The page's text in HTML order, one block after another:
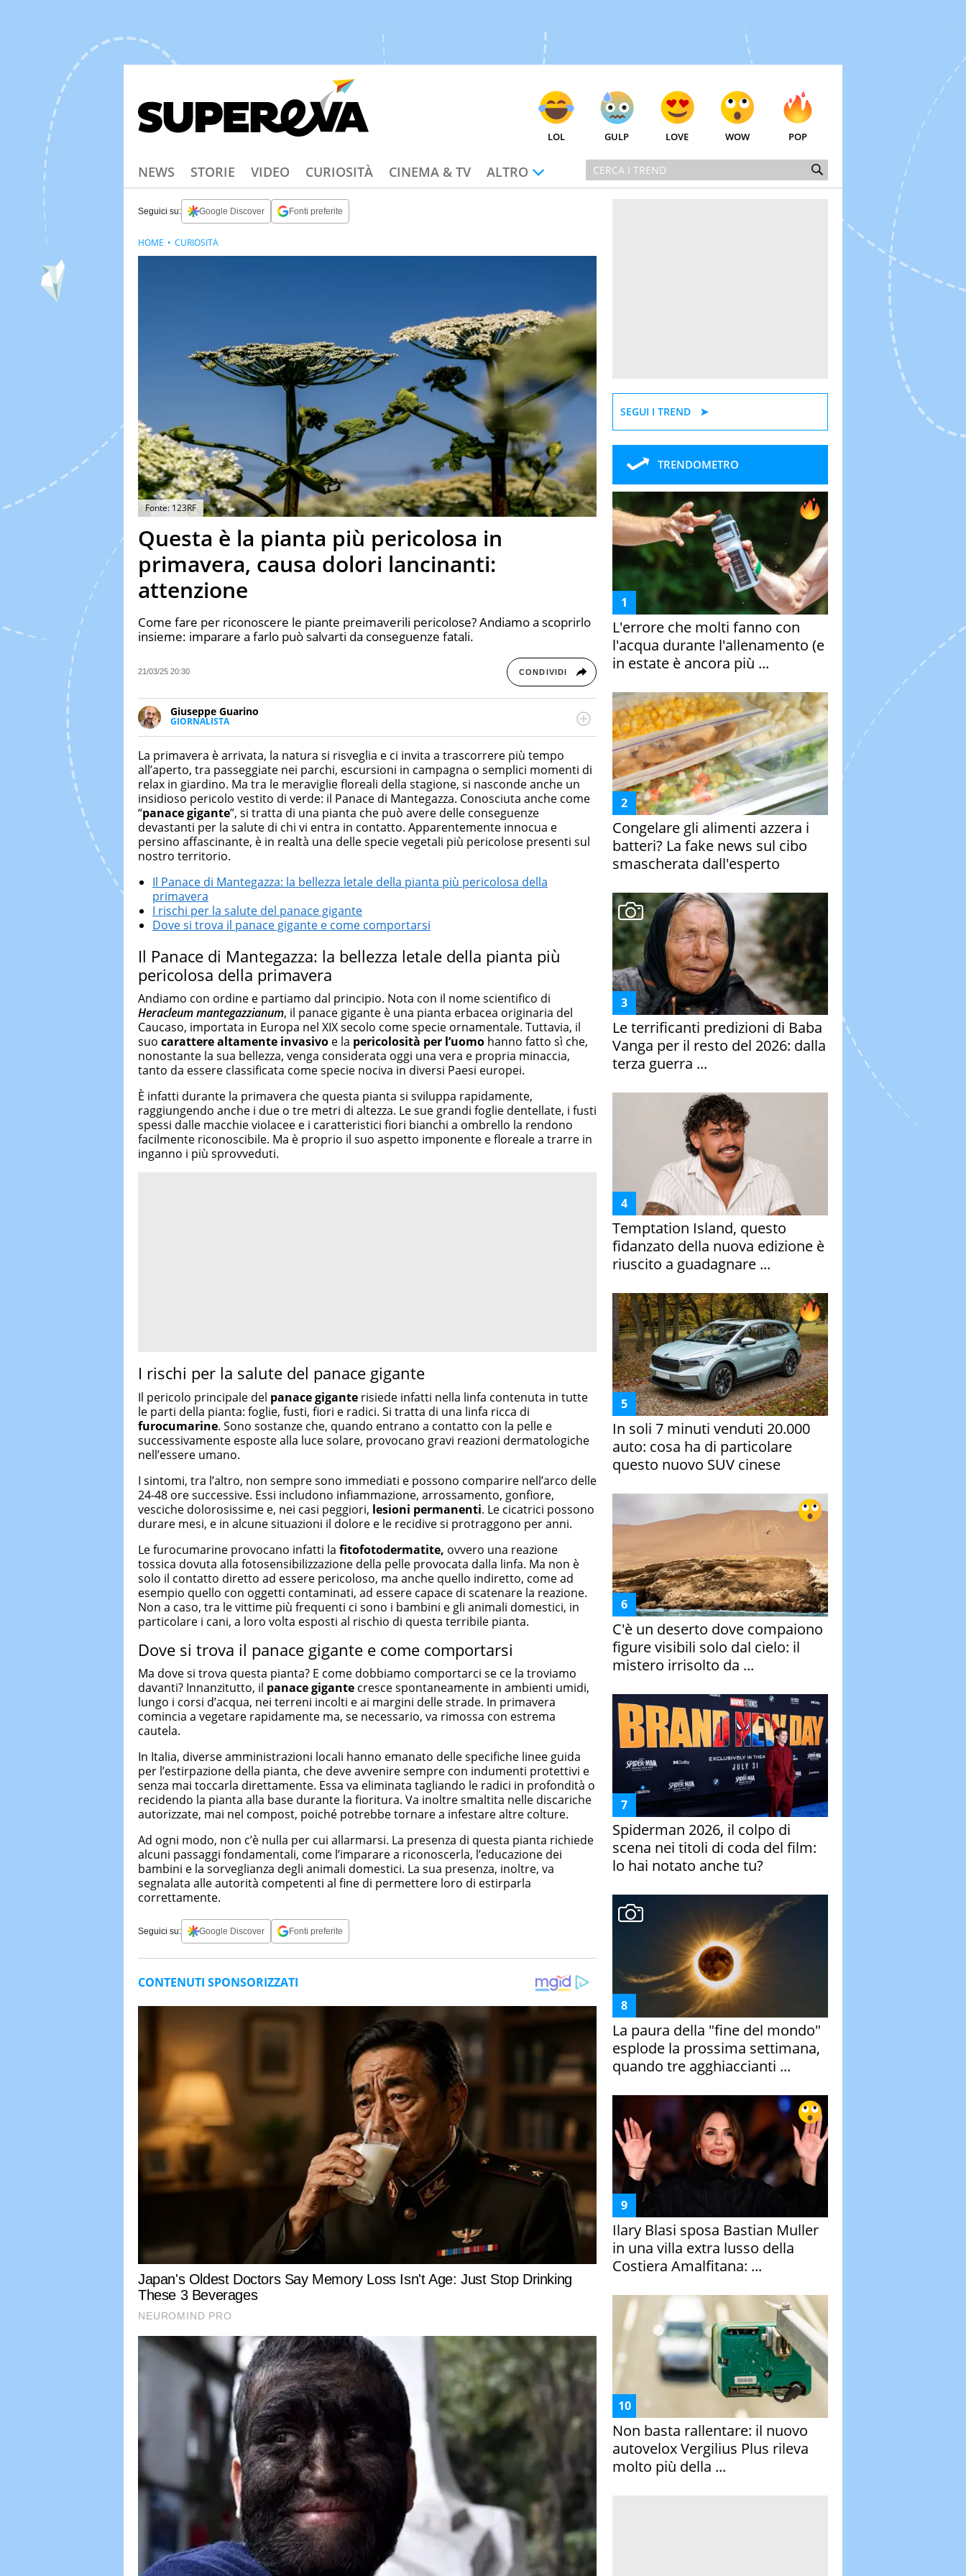
LOL GULP LOVE WOW POP
NEWS STORIE VIDEO CURIOSITÀ CINEMA & TV ALTRO
Seguici su: Google Discover Fonti preferite
Fonte: 123RF
Questa è la pianta più pericolosa in
primavera, causa dolori lancinanti:
attenzione
Come fare per riconoscere le piante preimaverili pericolose? Andiamo a scoprirlo
insieme: imparare a farlo può salvarti da conseguenze fatali.
21/03/25 20:30 CONDIVIDI
Giuseppe Guarino
GIORNALISTA
Ph(D) in Diritto Comparato e processi di integrazione e attivo nel campo della ricerca, in
numerose testate ed è presidente dell'Associazione Culturale "La Biblioteca del Sannio".
HOME CURIOSITÀ
La primavera è arrivata, la natura si risveglia e ci invita a trascorrere più tempo
all’aperto, tra passeggiate nei parchi, escursioni in campagna o semplici momenti di
relax in giardino. Ma tra le meraviglie floreali della stagione, si nasconde anche un
insidioso pericolo vestito di verde: il Panace di Mantegazza. Conosciuta anche come
“panace gigante”, si tratta di una pianta che può avere delle conseguenze
devastanti per la salute di chi vi entra in contatto. Apparentemente innocua e
persino affascinante, è in realtà una delle specie vegetali più pericolose presenti sul
nostro territorio.
Il Panace di Mantegazza: la bellezza letale della pianta più pericolosa della
primavera
I rischi per la salute del panace gigante
Dove si trova il panace gigante e come comportarsi
Il Panace di Mantegazza: la bellezza letale della pianta più
pericolosa della primavera
Andiamo con ordine e partiamo dal principio. Nota con il nome scientifico di
Heracleum mantegazzianum, il panace gigante è una pianta erbacea originaria del
Caucaso, importata in Europa nel XIX secolo come specie ornamentale. Tuttavia, il
suo carattere altamente invasivo e la pericolosità per l’uomo hanno fatto sì che,
nonostante la sua bellezza, venga considerata oggi una vera e propria minaccia,
tanto da essere classificata come specie nociva in diversi Paesi europei.
È infatti durante la primavera che questa pianta si sviluppa rapidamente,
raggiungendo anche i due o tre metri di altezza. Le sue grandi foglie dentellate, i fusti
spessi dalle macchie violacee e i caratteristici fiori bianchi a ombrello la rendono
facilmente riconoscibile. Ma è proprio il suo aspetto imponente e floreale a trarre in
inganno i più sprovveduti.
I rischi per la salute del panace gigante
Il pericolo principale del panace gigante risiede infatti nella linfa contenuta in tutte
le parti della pianta: foglie, fusti, fiori e radici. Si tratta di una linfa ricca di
furocumarine. Sono sostanze che, quando entrano a contatto con la pelle e
successivamente esposte alla luce solare, provocano gravi reazioni dermatologiche
nell’essere umano.
I sintomi, tra l’altro, non sempre sono immediati e possono comparire nell’arco delle
24-48 ore successive. Essi includono infiammazione, arrossamento, gonfiore,
vesciche dolorosissime e, nei casi peggiori, lesioni permanenti. Le cicatrici possono
durare mesi, e in alcune situazioni il dolore e le recidive si protraggono per anni.
Le furocumarine provocano infatti la fitofotodermatite, ovvero una reazione
tossica dovuta alla fotosensibilizzazione della pelle provocata dalla linfa. Ma non è
solo il contatto diretto ad essere pericoloso, ma anche quello indiretto, come ad
esempio quello con oggetti contaminati, ad essere capace di scatenare la reazione.
Non a caso, tra le vittime più frequenti ci sono i bambini e gli animali domestici, in
particolare i cani, a loro volta esposti al rischio di questa terribile pianta.
Dove si trova il panace gigante e come comportarsi
Ma dove si trova questa pianta? E come dobbiamo comportarci se ce la troviamo
davanti? Innanzitutto, il panace gigante cresce spontaneamente in ambienti umidi,
lungo i corsi d’acqua, nei terreni incolti e ai margini delle strade. In primavera
comincia a vegetare rapidamente ma, se necessario, va rimossa con estrema
cautela.
In Italia, diverse amministrazioni locali hanno emanato delle specifiche linee guida
per l’estirpazione della pianta, che deve avvenire sempre con indumenti protettivi e
senza mai toccarla direttamente. Essa va eliminata tagliando le radici in profondità o
recidendo la pianta alla base durante la fioritura. Va inoltre smaltita nelle discariche
autorizzate, mai nel compost, poiché potrebbe tornare a infestare altre colture.
Ad ogni modo, non c’è nulla per cui allarmarsi. La presenza di questa pianta richiede
alcuni passaggi fondamentali, come l’imparare a riconoscerla, l’educazione dei
bambini e la sorveglianza degli animali domestici. La sua presenza, inoltre, va
segnalata alle autorità competenti al fine di permettere loro di estirparla
correttamente.
Seguici su: Google Discover Fonti preferite
SEGUI I TREND
TRENDOMETRO
L'errore che molti fanno con
l'acqua durante l'allenamento (e
in estate è ancora più ...
Congelare gli alimenti azzera i
batteri? La fake news sul cibo
smascherata dall'esperto
Le terrificanti predizioni di Baba
Vanga per il resto del 2026: dalla
terza guerra ...
Temptation Island, questo
fidanzato della nuova edizione è
riuscito a guadagnare ...
In soli 7 minuti venduti 20.000
auto: cosa ha di particolare
questo nuovo SUV cinese
C'è un deserto dove compaiono
figure visibili solo dal cielo: il
mistero irrisolto da ...
Spiderman 2026, il colpo di
scena nei titoli di coda del film:
lo hai notato anche tu?
La paura della "fine del mondo"
esplode la prossima settimana,
quando tre agghiaccianti ...
Ilary Blasi sposa Bastian Muller
in una villa extra lusso della
Costiera Amalfitana: ...
Non basta rallentare: il nuovo
autovelox Vergilius Plus rileva
molto più della ...